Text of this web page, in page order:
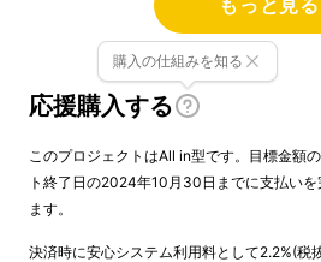
もっと見る
応援購入する
購入の仕組みを知る
このプロジェクトはAll in型です。目標金額
ト終了日の2024年10月30日までに支払い
ます。
決済時に安心システム利用料として2.2%(税